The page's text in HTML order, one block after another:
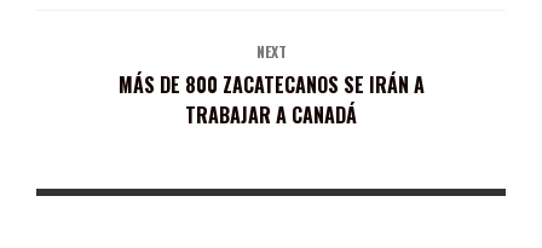
NEXT
MÁS DE 800 ZACATECANOS SE IRÁN A
TRABAJAR A CANADÁ